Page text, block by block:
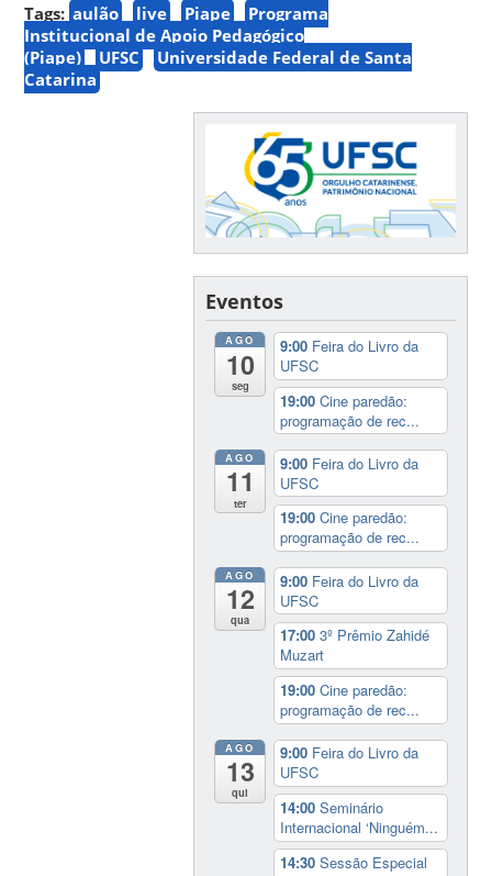
Tags: aulão live Piape
Programa
Institucional de Apoio Pedagógico
(Piape)
UFSC
Universidade Federal de Santa
Catarina
Eventos
AGO
10
seg
9:00 Feira do Livro da
UFSC
19:00Cine paredão:
programação de rec...
AGO
11
ter
9:00 Feira do Livro da
UFSC
19:00Cine paredão:
programação de rec...
AGO
12
qua
9:00 Feira do Livro da
UFSC
17:003º Prêmio Zahidé
Muzart
19:00Cine paredão:
programação de rec...
AGO
13
qui
9:00 Feira do Livro da
UFSC
14:00Seminário
Internacional ‘Ninguém...
14:30Sessão Especial